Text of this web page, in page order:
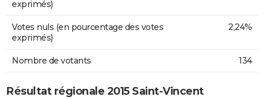
exprimés)
Votes nuls (en pourcentage des votes
exprimés)
2,24%
Nombre de votants 134
Résultat régionale 2015 Saint-Vincent